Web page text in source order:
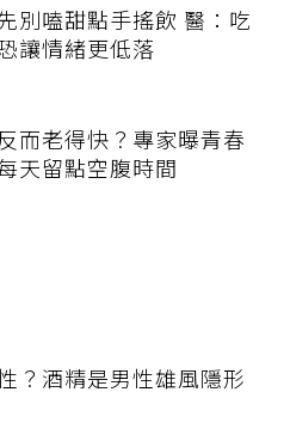
別嗑甜點手搖飲 醫：吃
讓情緒更低落
而老得快？專家曝青春
天留點空腹時間
？酒精是男性雄風隱形